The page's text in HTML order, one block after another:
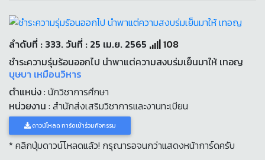
ลำดับที่ : 333. วันที่ : 25 เม.ย. 2565
108
ชำระความรุ่มร้อนออกไป นำพาแต่ความสงบร่มเย็นมาให้ เทอญ
บุษบา เหมือนวิหาร
ตำแหน่ง: นักวิชาการศึกษา
หน่วยงาน : สำนักส่งเสริมวิชาการและงานทะเบียน
ดาวน์โหลด การ์ดเข้าร่วมกิจกรรม
* คลิกปุ่มดาวน์โหลดแล้ว! กรุณารอจนกว่าแสดงหน้าการ์ดครับ